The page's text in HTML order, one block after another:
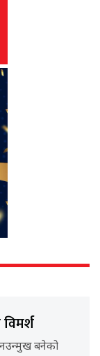
बनेको